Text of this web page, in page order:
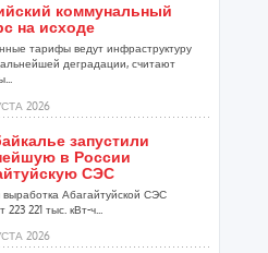
коммунальный
на исходе
тарифы ведут инфраструктуру
деградации, считают
2026
запустили
в России
СЭС
выработка Абагайтуйской СЭС
223 221 тыс. кВт-ч...
2026